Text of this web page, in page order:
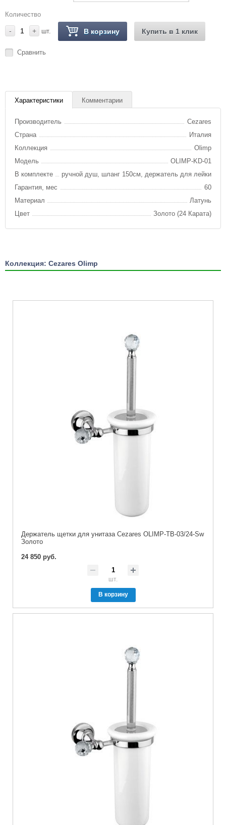
Количество
- + шт. В корзину Купить в 1 клик
Сравнить
Характеристики Комментарии
Производитель
Cezares
Страна
Италия
Коллекция
Olimp
Модель
OLIMP-KD-01
В комплекте
ручной душ, шланг 150см, держатель для лейки
Гарантия, мес
60
Материал
Латунь
Цвет
Золото (24 Карата)
Коллекция: Cezares Olimp
Держатель щетки для унитаза Cezares OLIMP-TB-03/24-Sw
Золото
24 850 руб.
шт.
В корзину